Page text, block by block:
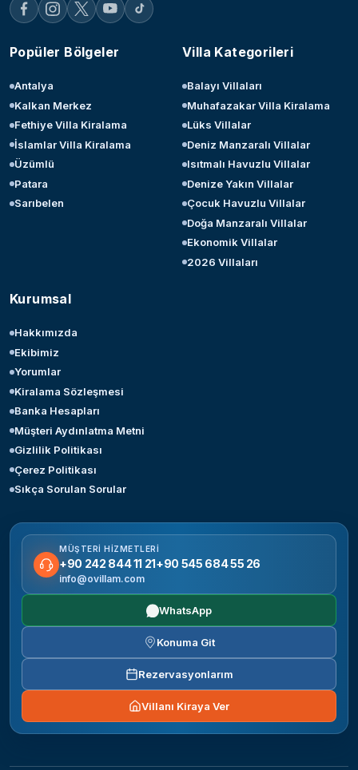
Popüler Bölgeler
Antalya
Kalkan Merkez
Fethiye Villa Kiralama
İslamlar Villa Kiralama
Üzümlü
Patara
Sarıbelen
Villa Kategorileri
Balayı Villaları
Muhafazakar Villa Kiralama
Lüks Villalar
Deniz Manzaralı Villalar
Isıtmalı Havuzlu Villalar
Denize Yakın Villalar
Çocuk Havuzlu Villalar
Doğa Manzaralı Villalar
Ekonomik Villalar
2026 Villaları
Kurumsal
Hakkımızda
Ekibimiz
Yorumlar
Kiralama Sözleşmesi
Banka Hesapları
Müşteri Aydınlatma Metni
Gizlilik Politikası
Çerez Politikası
Sıkça Sorulan Sorular
MÜŞTERI HIZMETLERI
+90 242 844 11 21+90 545 684 55 26
info@ovillam.com
WhatsApp
Konuma Git
Rezervasyonlarım
Villanı Kiraya Ver